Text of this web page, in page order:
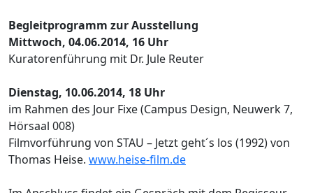
Begleitprogramm zur Ausstellung
Mittwoch, 04.06.2014, 16 Uhr
Kuratorenführung mit Dr. Jule Reuter
Dienstag, 10.06.2014, 18 Uhr
im Rahmen des Jour Fixe (Campus Design, Neuwerk 7,
Hörsaal 008)
Filmvorführung von STAU – Jetzt geht´s los (1992) von
Thomas Heise. www.heise-film.de